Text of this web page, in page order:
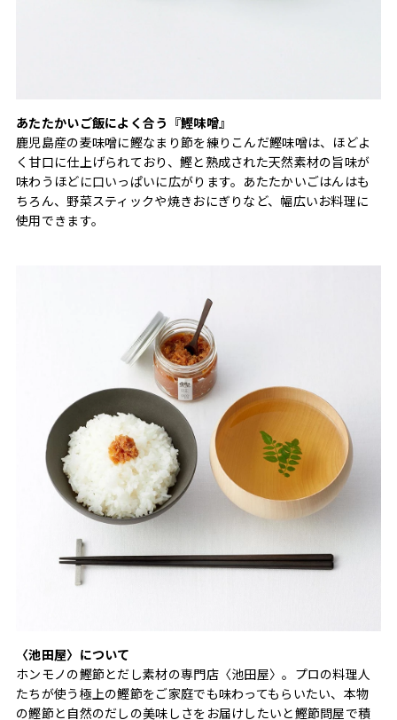
あたたかいご飯によく合う『鰹味噌』
鹿児島産の麦味噌に鰹なまり節を練りこんだ鰹味噌は、ほどよ
く甘口に仕上げられており、鰹と熟成された天然素材の旨味が
味わうほどに口いっぱいに広がります。あたたかいごはんはも
ちろん、野菜スティックや焼きおにぎりなど、幅広いお料理に
使用できます。
〈池田屋〉について
ホンモノの鰹節とだし素材の専門店〈池田屋〉。プロの料理人
たちが使う極上の鰹節をご家庭でも味わってもらいたい、本物
の鰹節と自然のだしの美味しさをお届けしたいと鰹節問屋で積